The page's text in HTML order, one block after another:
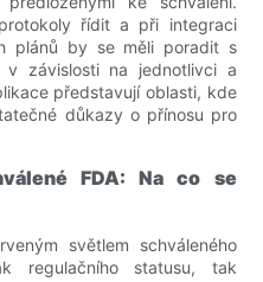
řídit a při integraci
plánů by se měli poradit s
závislosti na jednotlivci a
představují oblasti, kde
důkazy o přínosu pro
FDA: Na co se
světlem schváleného
regulačního statusu, tak